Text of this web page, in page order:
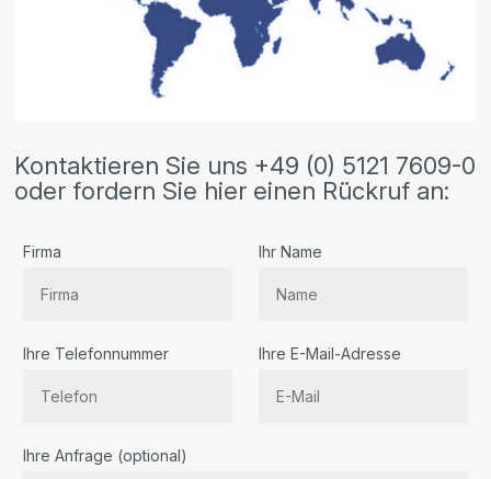
Kontaktieren Sie uns +49 (0) 5121 7609-0
oder fordern Sie hier einen Rückruf an:
Firma Ihr Name
Ihre Telefonnummer Ihre E-Mail-Adresse
Ihre Anfrage (optional)